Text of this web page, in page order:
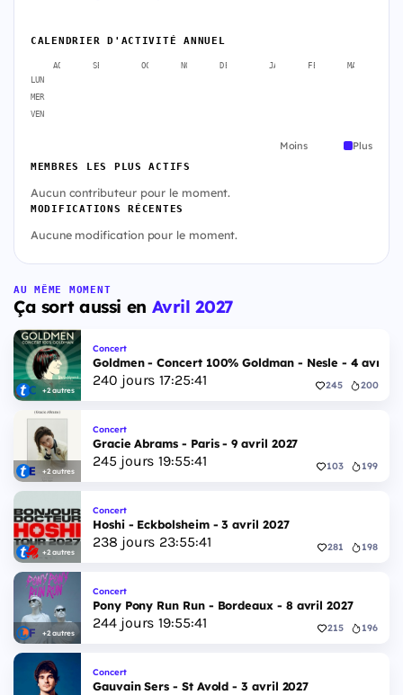
CALENDRIER D'ACTIVITÉ ANNUEL
AOÛT SEPT. OCT. NOV. DÉC. JANV. FÉVR. MARS
LUN
MER
VEN
Moins Plus
MEMBRES LES PLUS ACTIFS
Aucun contributeur pour le moment.
MODIFICATIONS RÉCENTES
Aucune modification pour le moment.
AU MÊME MOMENT
Ça sort aussi en Avril 2027
+2 autres
Concert
Goldmen - Concert 100% Goldman - Nesle - 4 avril
240 jours 17:25:40 245 200
+2 autres
Concert
Gracie Abrams - Paris - 9 avril 2027
245 jours 19:55:40 103 199
+2 autres
Concert
Hoshi - Eckbolsheim - 3 avril 2027
238 jours 23:55:40 281 198
+2 autres
Concert
Pony Pony Run Run - Bordeaux - 8 avril 2027
244jours 19:55:40 215 196
Concert
Gauvain Sers - St Avold - 3 avril 2027